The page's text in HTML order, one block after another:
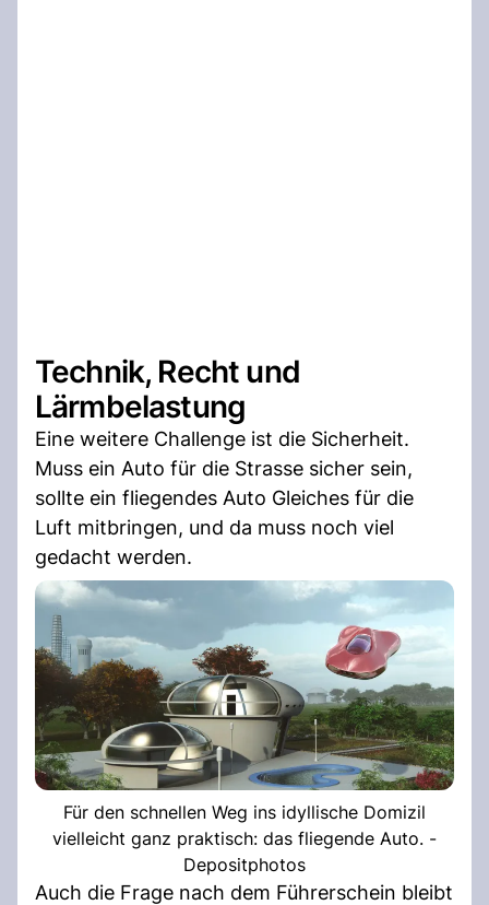
Technik, Recht und
Lärmbelastung
Eine weitere Challenge ist die Sicherheit.
Muss ein Auto für die Strasse sicher sein,
sollte ein fliegendes Auto Gleiches für die
Luft mitbringen, und da muss noch viel
gedacht werden.
Für den schnellen Weg ins idyllische Domizil
vielleicht ganz praktisch: das fliegende Auto. -
Depositphotos
Auch die Frage nach dem Führerschein bleibt